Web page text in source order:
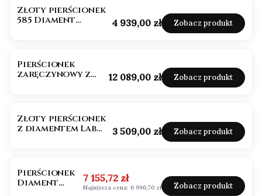
Złoty pierścionek
585 Diament
Cena
4 939,00 zł Zobacz produkt
Pierścionek
zaręczynowy z
Cena
12 089,00 zł Zobacz produkt
Złoty pierścionek
z diamentem Lab
Cena
3 509,00 zł Zobacz produkt
Pierścionek
Diament
Cena promocyjna
7 155,72 zł
Najniższa cena: 6 996,70 zł Zobacz produkt